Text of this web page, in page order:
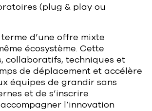
(plug & play ou
d’une offre mixte
écosystème. Cette
collaboratifs, techniques et
de déplacement et accélère
équipes de grandir sans
et de s’inscrire
l’innovation